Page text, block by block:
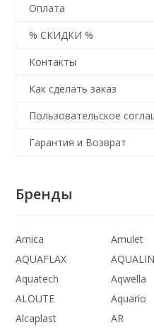
Оплата
% СКИДКИ %
Контакты
Как сделать заказ
Пользовательское
Гарантия и Возврат
Бренды
Amica
Amulet
AQUAFLAX
Aquatech
Aqwella
ALOUTE
Aquario
Alcaplast
AR